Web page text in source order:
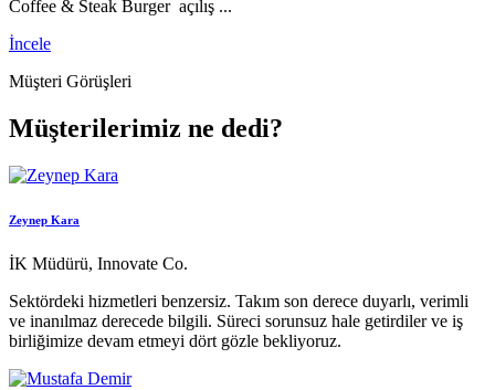
Coffee & Steak Burger açılış ...
İncele
Müşteri Görüşleri
Müşterilerimiz ne dedi?
Zeynep Kara
İK Müdürü, Innovate Co.
Sektördeki hizmetleri benzersiz. Takım son derece duyarlı, verimli
ve inanılmaz derecede bilgili. Süreci sorunsuz hale getirdiler ve iş
birliğimize devam etmeyi dört gözle bekliyoruz.